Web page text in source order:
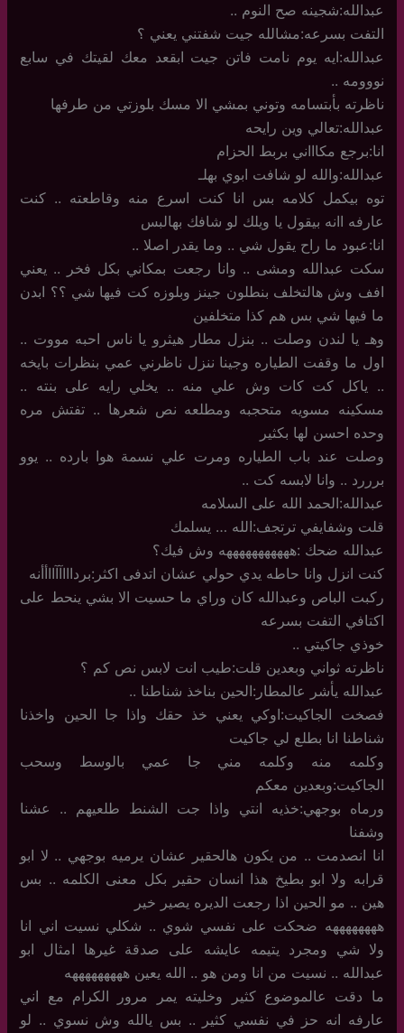
عبدالله:شجينه صح النوم ..
التفت بسرعه:مشالله جيت شفتني يعني ؟
عبدالله:ايه يوم نامت فاتن جيت ابقعد معك لقيتك في سابع
نووومه ..
ناظرته بأبتسامه وتوني بمشي الا مسك بلوزتي من طرفها
عبدالله:تعالي وين رايحه
انا:برجع مكاااني بربط الحزام
عبدالله:والله لو شافت ابوي بهلـ
توه بيكمل كلامه بس انا كنت اسرع منه وقاطعته .. كنت
عارفه اانه بيقول يا ويلك لو شافك بهالبس
انا:عبود ما راح يقول شي .. وما يقدر اصلا ..
سكت عبدالله ومشى .. وانا رجعت بمكاني بكل فخر .. يعني
افف وش هالتخلف بنطلون جينز وبلوزه كت فيها شي ؟؟ ابدن
ما فيها شي بس هم كذا متخلفين
وهـ يا لندن وصلت .. بنزل مطار هيثرو يا ناس احبه مووت ..
اول ما وقفت الطياره وجينا ننزل ناظرني عمي بنظرات بايخه
.. ياكل كت كات وش علي منه .. يخلي رايه على بنته ..
مسكينه مسويه متحجبه ومطلعه نص شعرها .. تفتش مره
وحده احسن لها بكثير
وصلت عند باب الطياره ومرت علي نسمة هوا بارده .. يوو
برررد .. وانا لابسه كت ..
عبدالله:الحمد الله على السلامه
قلت وشفايفي ترتجف:الله … يسلمك
عبدالله ضحك :هههههههههههه وش فيك؟
كنت انزل وانا حاطه يدي حولي عشان اتدفى اكثر:برداااآآااأأنه
ركبت الباص وعبدالله كان وراي ما حسيت الا بشي ينحط على
اكتافي التفت بسرعه
خوذي جاكيتي ..
ناظرته ثواني وبعدين قلت:طيب انت لابس نص كم ؟
عبدالله يأشر عالمطار:الحين بناخذ شناطنا ..
فصخت الجاكيت:اوكي يعني خذ حقك واذا جا الحين واخذنا
شناطنا انا بطلع لي جاكيت
وكلمه منه وكلمه مني جا عمي بالوسط وسحب
الجاكيت:وبعدين معكم
ورماه بوجهي:خذيه انتي واذا جت الشنط طلعيهم .. عشنا
وشفنا
انا انصدمت .. من يكون هالحقير عشان يرميه بوجهي .. لا ابو
قرابه ولا ابو بطيخ هذا انسان حقير بكل معنى الكلمه .. بس
هين .. مو الحين اذا رجعت الديره يصير خير
ههههههههه ضحكت على نفسي شوي .. شكلي نسيت اني انا
ولا شي ومجرد يتيمه عايشه على صدقة غيرها امثال ابو
عبدالله .. نسيت من انا ومن هو .. الله يعين هههههههههه
ما دقت عالموضوع كثير وخليته يمر مرور الكرام مع اني
عارفه انه حز في نفسي كثير .. بس يالله وش نسوي .. لو